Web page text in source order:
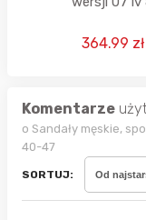
364.99 zł
Komentarze
o Sandały męskie,
40-47
SORTUJ: Od